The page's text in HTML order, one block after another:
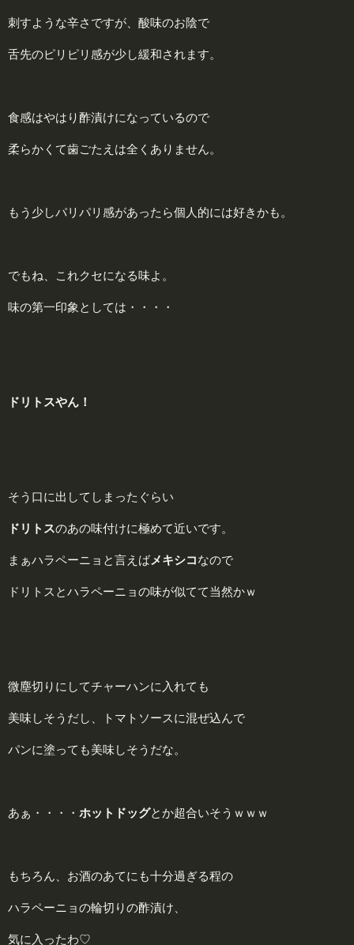
刺すような辛さですが、酸味のお陰で
舌先のピリピリ感が少し緩和されます。
食感はやはり酢漬けになっているので
柔らかくて歯ごたえは全くありません。
もう少しパリパリ感があったら個人的には好きかも。
でもね、これクセになる味よ。
味の第一印象としては・・・・
ドリトスやん！
そう口に出してしまったぐらい
ドリトスのあの味付けに極めて近いです。
まぁハラペーニョと言えばメキシコなので
ドリトスとハラペーニョの味が似てて当然かｗ
微塵切りにしてチャーハンに入れても
美味しそうだし、トマトソースに混ぜ込んで
パンに塗っても美味しそうだな。
あぁ・・・・ ホットドッグとか超合いそうｗｗｗ
もちろん、お酒のあてにも十分過ぎる程の
ハラペーニョの輪切りの酢漬け、
気に入ったわ♡